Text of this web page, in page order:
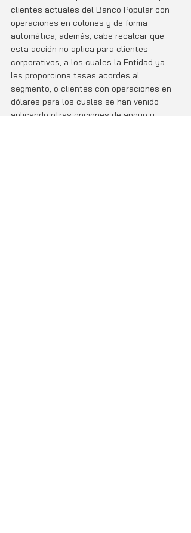
clientes actuales del Banco Popular con
operaciones en colones y de forma
automática; además, cabe recalcar que
esta acción no aplica para clientes
corporativos, a los cuales la Entidad ya
les proporciona tasas acordes al
segmento, o clientes con operaciones en
dólares para los cuales se han venido
aplicando otras opciones de apoyo y